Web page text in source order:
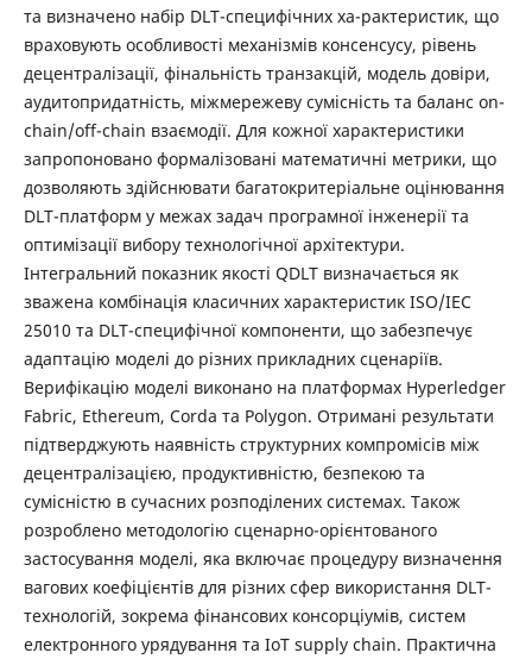
та визначено набір DLT-специфічних ха-рактеристик, що
враховують особливості механізмів консенсусу, рівень
децентралізації, фінальність транзакцій, модель довіри,
аудитопридатність, міжмережеву сумісність та баланс on-
chain/off-chain взаємодії. Для кожної характеристики
запропоновано формалізовані математичні метрики, що
дозволяють здійснювати багатокритеріальне оцінювання
DLT-платформ у межах задач програмної інженерії та
оптимізації вибору технологічної архітектури.
Інтегральний показник якості QDLT визначається як
зважена комбінація класичних характеристик ISO/IEC
25010 та DLT-специфічної компоненти, що забезпечує
адаптацію моделі до різних прикладних сценаріїв.
Верифікацію моделі виконано на платформах Hyperledger
Fabric, Ethereum, Corda та Polygon. Отримані результати
підтверджують наявність структурних компромісів між
децентралізацією, продуктивністю, безпекою та
сумісністю в сучасних розподілених системах. Також
розроблено методологію сценарно-орієнтованого
застосування моделі, яка включає процедуру визначення
вагових коефіцієнтів для різних сфер використання DLT-
технологій, зокрема фінансових консорціумів, систем
електронного урядування та IoT supply chain. Практична